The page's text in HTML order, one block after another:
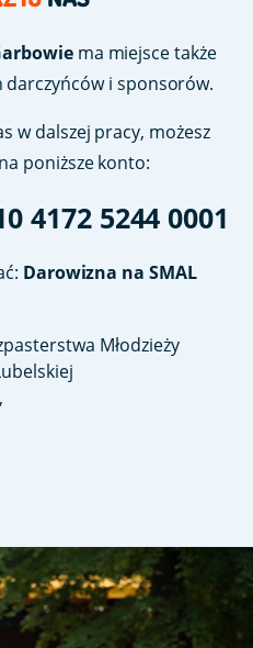
ma miejsce także
darczyńców i sponsorów.
w dalszej pracy, możesz
poniższe konto:
4172 5244 0001
Darowizna na SMAL
Młodzieży